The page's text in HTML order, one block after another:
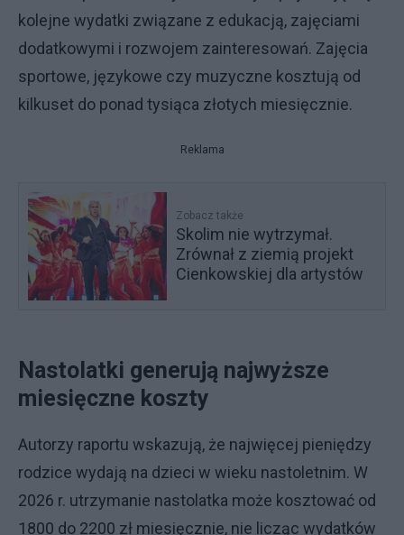
kolejne wydatki związane z edukacją, zajęciami
dodatkowymi i rozwojem zainteresowań. Zajęcia
sportowe, językowe czy muzyczne kosztują od
kilkuset do ponad tysiąca złotych miesięcznie.
Reklama
Zobacz także
Skolim nie wytrzymał.
Zrównał z ziemią projekt
Cienkowskiej dla artystów
Nastolatki generują najwyższe
miesięczne koszty
Autorzy raportu wskazują, że najwięcej pieniędzy
rodzice wydają na dzieci w wieku nastoletnim. W
2026 r. utrzymanie nastolatka może kosztować od
1800 do 2200 zł miesięcznie, nie licząc wydatków